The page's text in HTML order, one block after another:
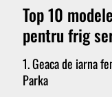
Top 10
pentru frig
1. Geaca de iarna
Parka